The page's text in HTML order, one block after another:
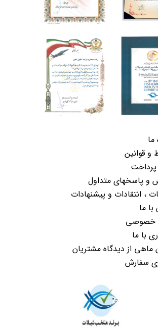
ما
و قوانین
و پاسخهای متداول
، انتقادات و پیشنهادات
ما
خصوصی
با ما
ماهی از دیدگاه مشتریان
سفارش